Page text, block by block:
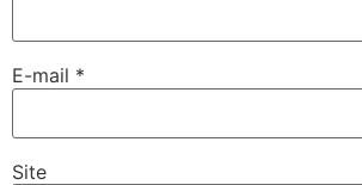
E-mail *
Site